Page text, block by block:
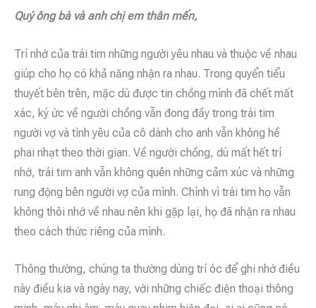
Quý ông bà và anh chị em thân mến,
Trí nhớ của trái tim những người yêu nhau và thuộc về nhau
giúp cho họ có khả năng nhận ra nhau. Trong quyển tiểu
thuyết bên trên, mặc dù được tin chồng mình đã chết mất
xác, ký ức về người chồng vẫn đong đầy trong trái tim
người vợ và tình yêu của cô dành cho anh vẫn không hề
phai nhạt theo thời gian. Về người chồng, dù mất hết trí
nhớ, trái tim anh vẫn không quên những cảm xúc và những
rung động bên người vợ của mình. Chính vì trái tim họ vẫn
không thôi nhớ về nhau nên khi gặp lại, họ đã nhận ra nhau
theo cách thức riêng của mình.
Thông thường, chúng ta thường dùng trí óc để ghi nhớ điều
này điều kia và ngày nay, với những chiếc điện thoại thông